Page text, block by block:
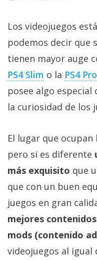
Sorteos
Foros
Contacto
/
Sobre
Publicidad
/
Cambiar
de
privacidad
/
Aviso
Legal
Los videojuegos
podemos decir que
tienen mayor auge
PS4 Slim o la PS4 Pro
posee algo especial
la curiosidad de los
El lugar que ocupan
pero si es diferente
más exquisito que
que con un buen
juegos en gran
mejores
mods (contenido
videojuegos al